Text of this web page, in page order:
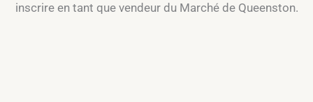
inscrire en tant que vendeur du Marché de Queenston.